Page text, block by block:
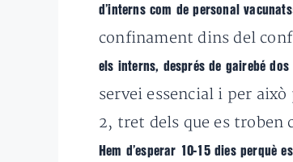
d’interns com de personal
confinament dins del
els interns, després de gairebé
servei essencial i per
2, tret dels que es troben
Hem d’esperar 10-15 dies perquè